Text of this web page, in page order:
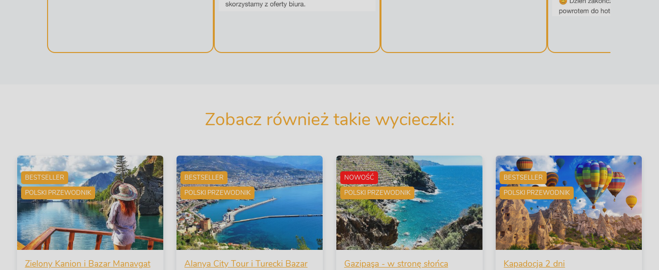
Zobacz również takie wycieczki:
BESTSELLER
POLSKI PRZEWODNIK
Zielony Kanion i Bazar Manavgat
BESTSELLER
POLSKI PRZEWODNIK
Alanya City Tour i Turecki Bazar
NOWOŚĆ
POLSKI PRZEWODNIK
Gazipaşa - w stronę słońca
BESTSELLER
POLSKI PRZEWODNIK
Kapadocja 2 dni